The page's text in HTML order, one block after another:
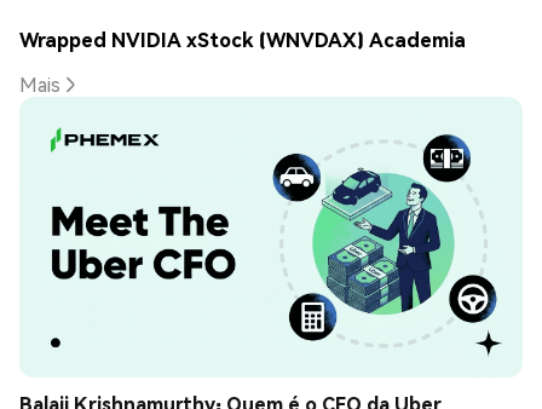
Wrapped NVIDIA xStock (WNVDAX) Academia
Mais